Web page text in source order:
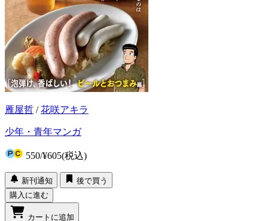
雁屋哲 /花咲アキラ
少年・青年マンガ
550/¥605(税込)
新刊通知
後で買う
購入に進む
カートに追加